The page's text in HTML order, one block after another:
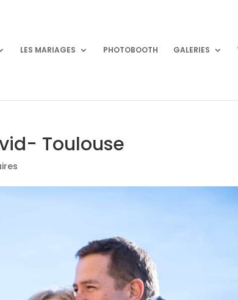
LES MARIAGES PHOTOBOOTH GALERIES
Toulouse